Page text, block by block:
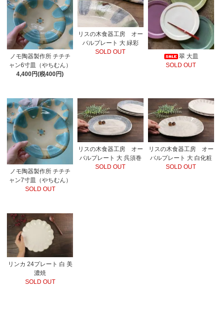
ノモ陶器製作所 チチチ
ャン6寸皿（やちむん）
4,400円(税400円)
リスの木食器工房 オー
バルプレート 大 緑彩
SOLD OUT
翠 大皿
SOLD OUT
ノモ陶器製作所 チチチ
ャン7寸皿（やちむん）
SOLD OUT
リスの木食器工房 オー
バルプレート 大 呉須巻
SOLD OUT
リスの木食器工房 オー
バルプレート 大 白化粧
SOLD OUT
リンカ 24プレート 白 美
濃焼
SOLD OUT